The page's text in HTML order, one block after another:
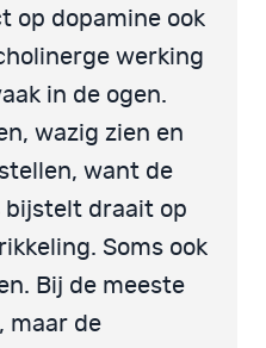
op dopamine ook
werking
in de ogen.
wazig zien en
want de
bijstelt draait op
Soms ook
Bij de meeste
maar de